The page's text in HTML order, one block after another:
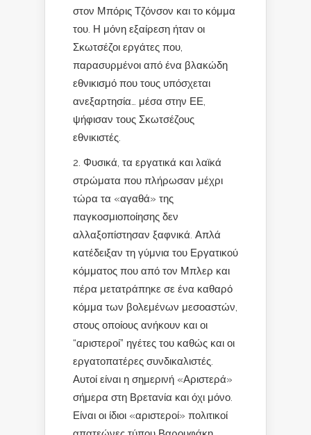
στον Μπόρις Τζόνσον και το κόμμα
του. Η μόνη εξαίρεση ήταν οι
Σκωτσέζοι εργάτες που,
παρασυρμένοι από ένα βλακώδη
εθνικισμό που τους υπόσχεται
ανεξαρτησία… μέσα στην ΕΕ,
ψήφισαν τους Σκωτσέζους
εθνικιστές.
2. Φυσικά, τα εργατικά και λαϊκά
στρώματα που πλήρωσαν μέχρι
τώρα τα «αγαθά» της
παγκοσμιοποίησης δεν
αλλαξοπίστησαν ξαφνικά. Απλά
κατέδειξαν τη γύμνια του Εργατικού
κόμματος που από τον Μπλερ και
πέρα μετατράπηκε σε ένα καθαρό
κόμμα των βολεμένων μεσοαστών,
στους οποίους ανήκουν και οι
“αριστεροί” ηγέτες του καθώς και οι
εργατοπατέρες συνδικαλιστές.
Αυτοί είναι η σημερινή «Αριστερά»
σήμερα στη Βρετανία και όχι μόνο.
Είναι οι ίδιοι «αριστεροί» πολιτικοί